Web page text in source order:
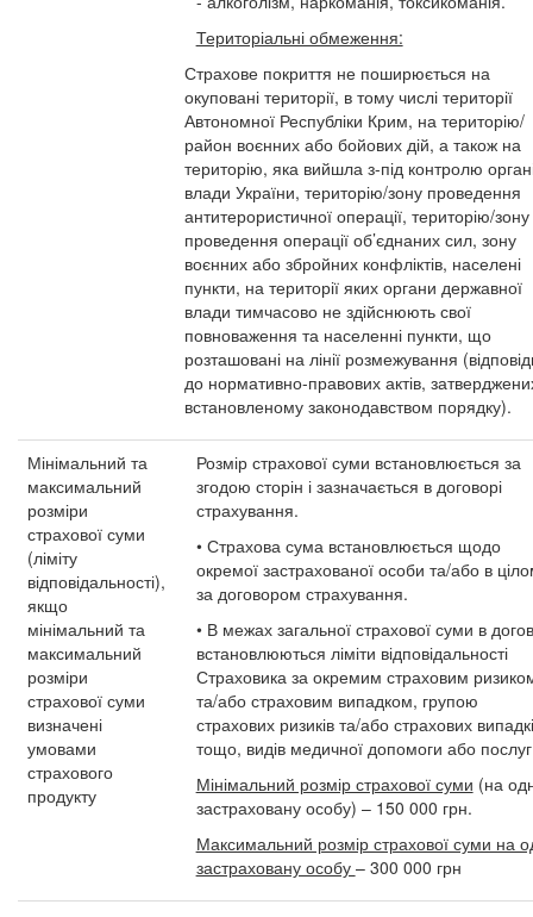
Територіальні обмеження:
Страхове покриття не поширюється на
окуповані території, в тому числі території
Автономної Республіки Крим, на територію/
район воєнних або бойових дій, а також на
територію, яка вийшла з-під контролю
влади України, територію/зону проведення
антитерористичної операції, територію/зону
проведення операції об’єднаних сил, зону
воєнних або збройних конфліктів, населені
пункти, на території яких органи державної
влади тимчасово не здійснюють свої
повноваження та населенні пункти, що
розташовані на лінії розмежування
до нормативно-правових актів,
встановленому законодавством порядку).
Мінімальний та
максимальний
розміри
страхової суми
(ліміту
відповідальності),
якщо
мінімальний та
максимальний
розміри
страхової суми
визначені
умовами
страхового
продукту
Розмір страхової суми встановлюється за
згодою сторін і зазначається в договорі
страхування.
• Страхова сума встановлюється щодо
окремої застрахованої особи та/або в
за договором страхування.
• В межах загальної страхової суми в
встановлюються ліміти відповідальності
Страховика за окремим страховим
та/або страховим випадком, групою
страхових ризиків та/або страхових
тощо, видів медичної допомоги або
Мінімальний розмір страхової суми (на
застраховану особу) – 150 000 грн.
Максимальний розмір страхової суми на
застраховану особу – 300 000 грн